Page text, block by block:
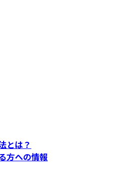
とは？
方への情報